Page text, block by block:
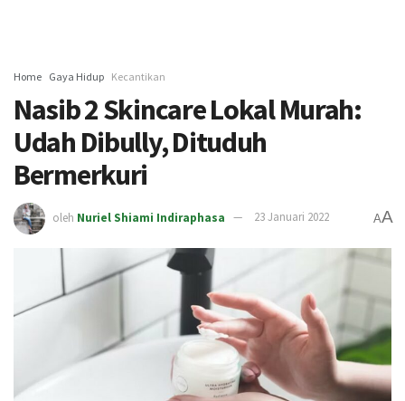
Home Gaya Hidup Kecantikan
Nasib 2 Skincare Lokal Murah:
Udah Dibully, Dituduh
Bermerkuri
oleh Nuriel Shiami Indiraphasa 23 Januari 2022 AA